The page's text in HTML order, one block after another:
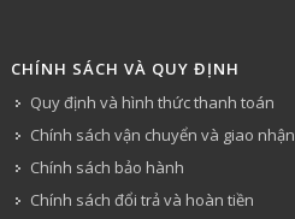
CHÍNH SÁCH VÀ QUY ĐỊNH
Quy định và hình thức thanh toán
Chính sách vận chuyển và giao nhận
Chính sách bảo hành
Chính sách đổi trả và hoàn tiền